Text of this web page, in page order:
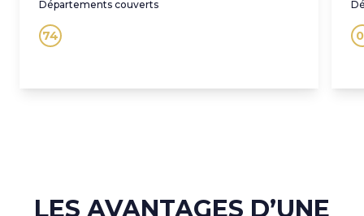
Départements couverts
74
LES AVANTAGES D’UNE